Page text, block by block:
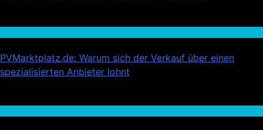
PVMarktplatz.de: Warum sich der Verkauf über einen
spezialisierten Anbieter lohnt